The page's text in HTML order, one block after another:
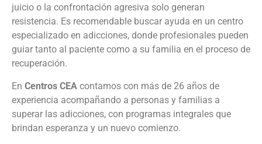
juicio o la confrontación agresiva solo generan
resistencia. Es recomendable buscar ayuda en un centro
especializado en adicciones, donde profesionales pueden
guiar tanto al paciente como a su familia en el proceso de
recuperación.
En Centros CEA contamos con más de 26 años de
experiencia acompañando a personas y familias a
superar las adicciones, con programas integrales que
brindan esperanza y un nuevo comienzo.